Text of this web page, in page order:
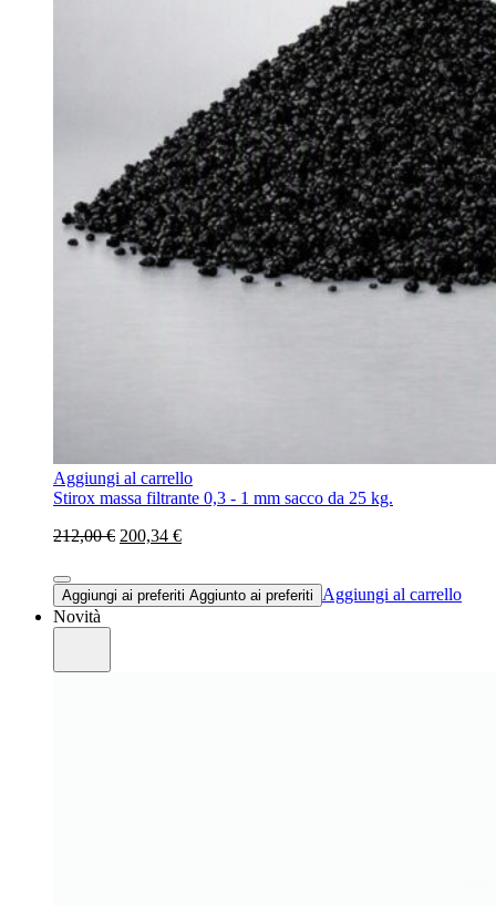
Aggiungi al carrello
Stirox massa filtrante 0,3 - 1 mm sacco da 25 kg.
212,00 € 200,34 €
Aggiungi ai preferiti Aggiunto ai preferiti
Aggiungi al carrello
Novità